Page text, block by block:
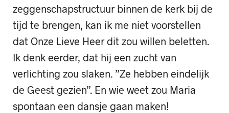
zeggenschapstructuur binnen de kerk bij de
tijd te brengen, kan ik me niet voorstellen
dat Onze Lieve Heer dit zou willen beletten.
Ik denk eerder, dat hij een zucht van
verlichting zou slaken. ”Ze hebben eindelijk
de Geest gezien”. En wie weet zou Maria
spontaan een dansje gaan maken!